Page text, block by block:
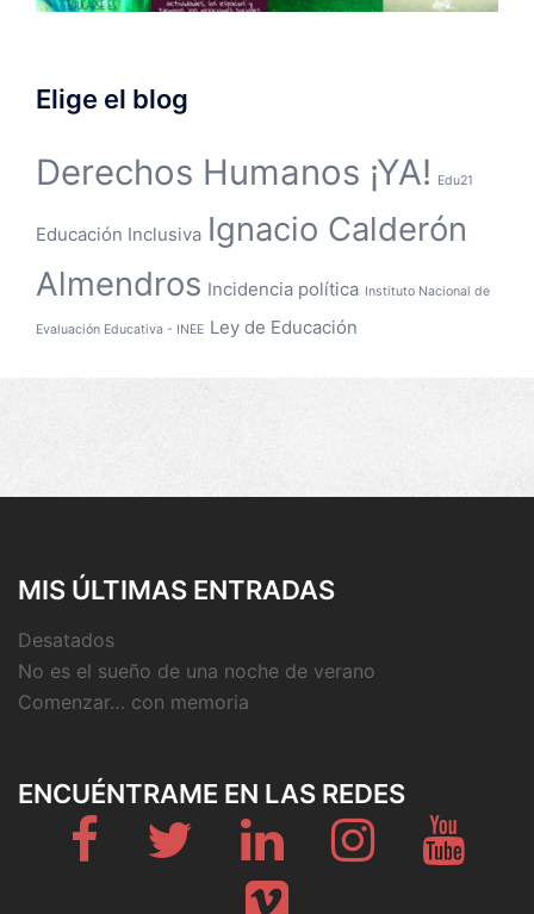
Elige el blog
Derechos Humanos ¡YA! Edu21
Educación Inclusiva Ignacio Calderón
Almendros Incidencia política Instituto Nacional de
Evaluación Educativa - INEE Ley de Educación
MIS ÚLTIMAS ENTRADAS
Desatados
No es el sueño de una noche de verano
Comenzar… con memoria
ENCUÉNTRAME EN LAS REDES
Fb Twitter Linkedin Instagram
Vimeo